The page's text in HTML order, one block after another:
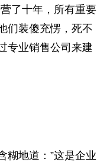
了十年，所有重要
们装傻充愣，死不
专业销售公司来建
糊地道：”这是企业